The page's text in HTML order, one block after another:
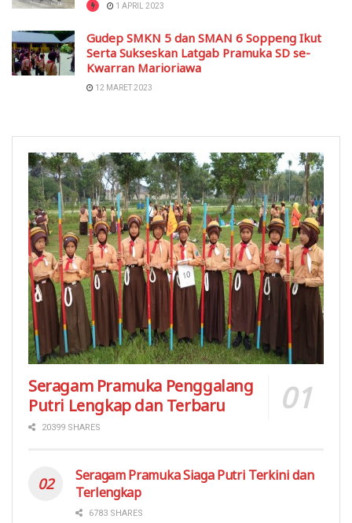
1 APRIL 2023
Gudep SMKN 5 dan SMAN 6 Soppeng Ikut
Serta Sukseskan Latgab Pramuka SD se-
Kwarran Marioriawa
12 MARET 2023
Seragam Pramuka Penggalang
Putri Lengkap dan Terbaru
20399 SHARES
Seragam Pramuka Siaga Putri Terkini dan
Terlengkap
6783 SHARES